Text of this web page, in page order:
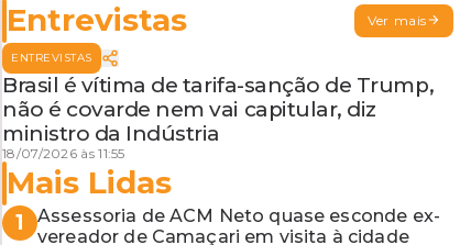
Entrevistas Ver mais
ENTREVISTAS
Brasil é vítima de tarifa-sanção de Trump,
não é covarde nem vai capitular, diz
ministro da Indústria
18/07/2026 às 11:55
Mais Lidas
1
Assessoria de ACM Neto quase esconde ex-
vereador de Camaçari em visita à cidade